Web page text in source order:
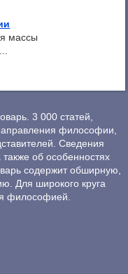
массы
3 000 статей,
философии,
Сведения
об особенностях
содержит обширную,
Для широкого круга
философией.